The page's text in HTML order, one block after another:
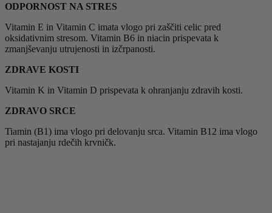
ODPORNOST NA STRES
Vitamin E in Vitamin C imata vlogo pri zaščiti celic pred
oksidativnim stresom. Vitamin B6 in niacin prispevata k
zmanjševanju utrujenosti in izčrpanosti.
ZDRAVE KOSTI
Vitamin K in Vitamin D prispevata k ohranjanju zdravih kosti.
ZDRAVO SRCE
Tiamin (B1) ima vlogo pri delovanju srca. Vitamin B12 ima vlogo
pri nastajanju rdečih krvničk.